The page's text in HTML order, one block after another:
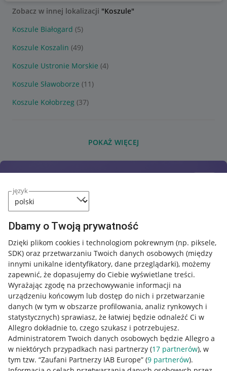
język
Dbamy o Twoją prywatność
Dzięki plikom cookies i technologiom pokrewnym (np. piksele,
SDK) oraz przetwarzaniu Twoich danych osobowych (między
innymi unikalne identyfikatory, dane przeglądarki), możemy
zapewnić, że dopasujemy do Ciebie wyświetlane treści.
Wyrażając zgodę na przechowywanie informacji na
urządzeniu końcowym lub dostęp do nich i przetwarzanie
danych (w tym w obszarze profilowania, analiz rynkowych i
statystycznych) sprawiasz, że łatwiej będzie odnaleźć Ci w
Allegro dokładnie to, czego szukasz i potrzebujesz.
Administratorem Twoich danych osobowych będzie Allegro a
w niektórych przypadkach nasi partnerzy (17 partnerów), w
tym tzw. “Zaufani Partnerzy IAB Europe” (9 partnerów).
Zobacz w innej lokalizacji "Koszule"
Koszule Białogard (5)
Koszule Koszalin (49)
Koszule Ustronie Morskie (4)
Koszule Sławoborze (11)
Koszule Kołobrzeg (37)
POKAŻ WIĘCEJ